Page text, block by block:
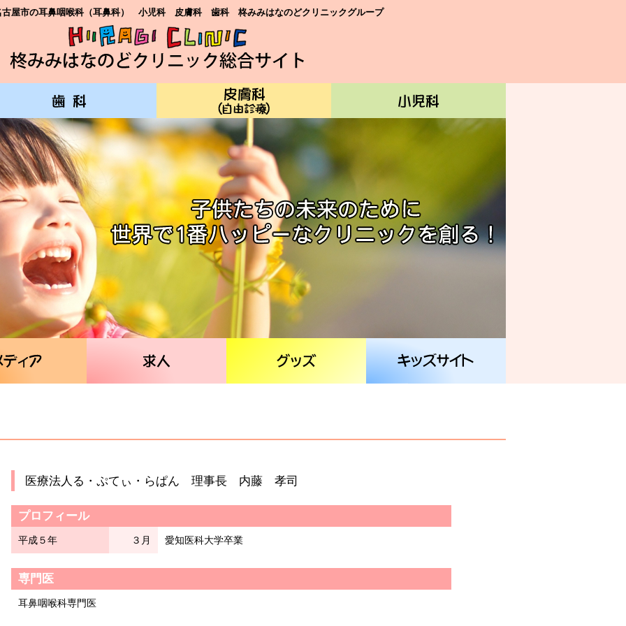
古屋市の耳鼻咽喉科（耳鼻科） 小児科 皮膚科 歯科 柊みみはなのどクリニックグループ
医療法人る・ぷてぃ・らぱん 理事長 内藤 孝司
プロフィール
平成５年 ３月 愛知医科大学卒業
専門医
耳鼻咽喉科専門医